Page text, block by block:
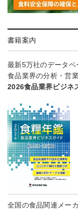
書籍案内
最新5万社のデータベ
食品業界の分析・営
2026食品業界ビジネ
全国の食品関連メー